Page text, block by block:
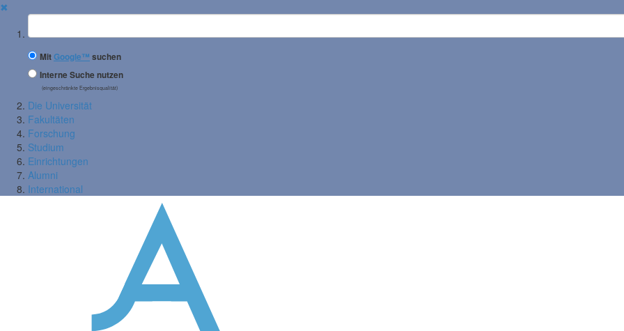
✖
Suchbegriff
MitGoogle™ suchen
Interne Suche nutzen
(eingeschränkte Ergebnisqualität)
Die Universität
Fakultäten
Forschung
Studium
Einrichtungen
Alumni
International